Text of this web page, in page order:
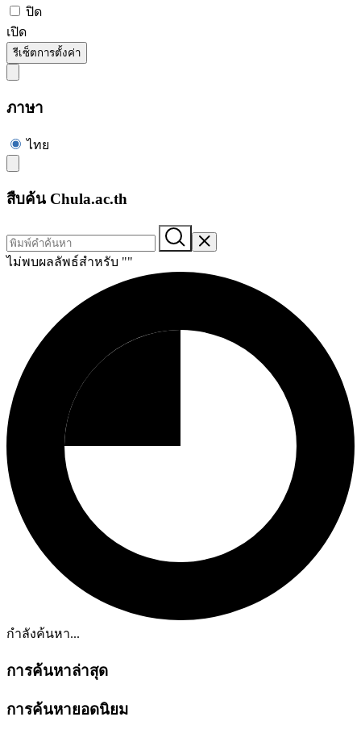
ปิด
เปิด
รีเซ็ตการตั้งค่า
ภาษา
ไทย
สืบค้น Chula.ac.th
ไม่พบผลลัพธ์สำหรับ ""
กำลังค้นหา...
การค้นหาล่าสุด
การค้นหายอดนิยม